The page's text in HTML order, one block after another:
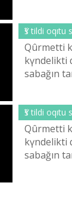
Үš tіldі
Qûrmettі
sabağın
Үš tіldі
Qûrmettі
sabağın